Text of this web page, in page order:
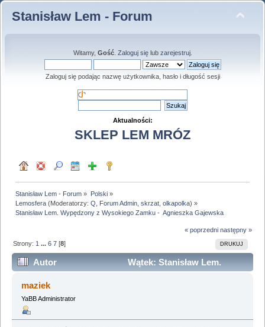
Stanisław Lem - Forum
Witamy, Gość. Zaloguj sięlub zarejestruj.
Zaloguj się podając nazwę użytkownika, hasło i długość sesji
Aktualności:
SKLEP LEM MRÓZ
Stanisław Lem - Forum » Polski»
Lemosfera (Moderatorzy:Q Forum Admin ,skrzat ,olkapolka) »
Stanisław Lem. Wypędzony z Wysokiego Zamku -  Agnieszka Gajewska
« poprzedni następny »
DRUKUJ
Strony: 1 ...6 7 [8]
Autor
Wątek: Stanisław Lem.
Wypędzony z Wysokiego Zamku - Agnieszka Gajewska
(Przeczytany 381600 razy)
maziek
YaBB Administrator